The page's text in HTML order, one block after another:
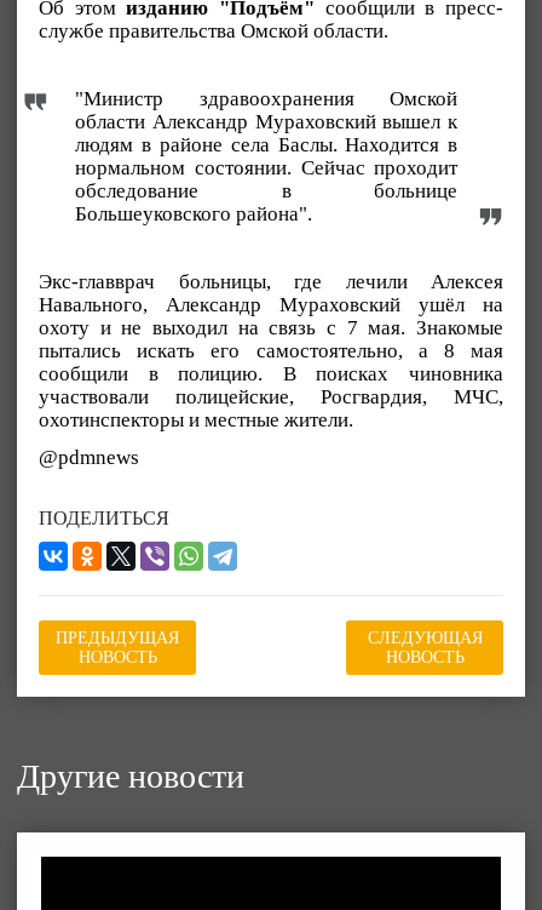
Об этомизданию "Подъём" сообщили в пресс-
службе правительства Омской области.
"Министр здравоохранения Омской
области Александр Мураховский вышел к
людям в районе села Баслы. Находится в
нормальном состоянии. Сейчас проходит
обследование в больнице
Большеуковского района".
Экс-главврач больницы, где лечили Алексея
Навального, Александр Мураховский ушёл на
охоту и не выходил на связь с 7 мая. Знакомые
пытались искать его самостоятельно, а 8 мая
сообщили в полицию. В поисках чиновника
участвовали полицейские, Росгвардия, МЧС,
охотинспекторы и местные жители.
@pdmnews
ПОДЕЛИТЬСЯ
ПРЕДЫДУЩАЯ
НОВОСТЬ
СЛЕДУЮЩАЯ
НОВОСТЬ
Другие новости